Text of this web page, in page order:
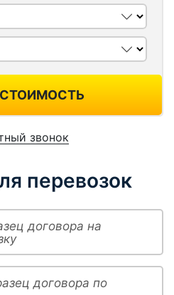
звонок
перевозок
договора на
договора по